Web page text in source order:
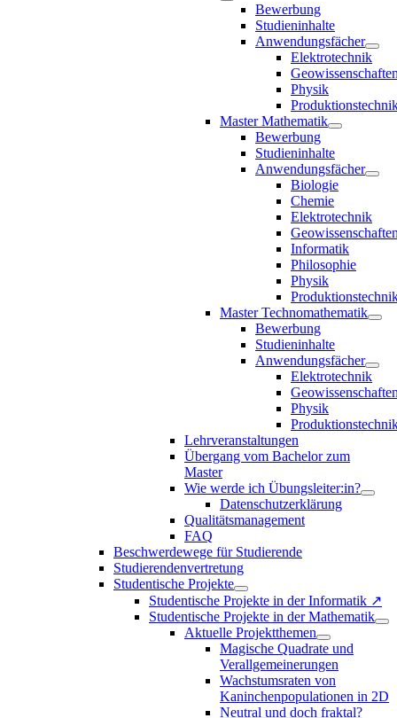
Bewerbung
Studieninhalte
Anwendungsfächer
Elektrotechnik
Physik
Master Mathematik
Bewerbung
Studieninhalte
Anwendungsfächer
Biologie
Chemie
Elektrotechnik
Informatik
Philosophie
Physik
Master Technomathematik
Bewerbung
Studieninhalte
Anwendungsfächer
Elektrotechnik
Physik
Lehrveranstaltungen
Übergang vom Bachelor zum
Master
Wie werde ich Übungsleiter:in?
Datenschutzerklärung
Qualitätsmanagement
FAQ
Beschwerdewege für Studierende
Studierendenvertretung
Studentische Projekte
Studentische Projekte in der Informatik ↗
Studentische Projekte in der Mathematik
Aktuelle Projektthemen
Magische Quadrate und
Verallgemeinerungen
Wachstumsraten von
Kaninchenpopulationen in 2D
Neutral und doch fraktal?